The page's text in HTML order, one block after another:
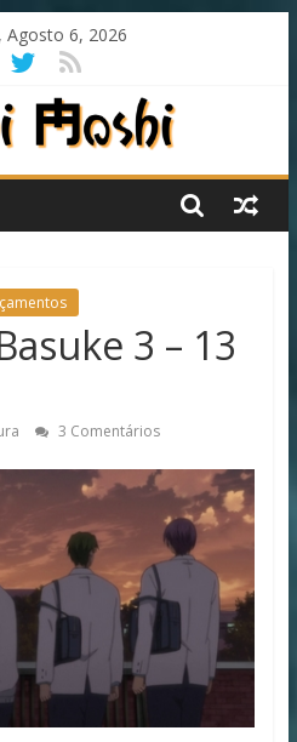
Agosto 6, 2026
3 – 13
3 Comentários